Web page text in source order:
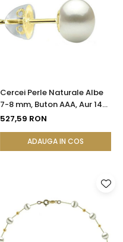
Cercei Perle Naturale Albe
7-8 mm, Buton AAA, Aur 14K
(aur 585), Fluturași Aur în
527,59 RON
ADAUGA IN COS